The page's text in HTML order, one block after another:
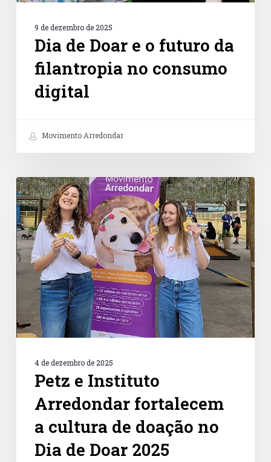
9 de dezembro de 2025
Dia de Doar e o futuro da
filantropia no consumo
digital
Movimento Arredondar
Petz
e
Instituto
Arredondar
fortalecem
a
cultura
de
doação
no
Dia
de
4 de dezembro de 2025
Petz e Instituto
Arredondar fortalecem
a cultura de doação no
Dia de Doar 2025